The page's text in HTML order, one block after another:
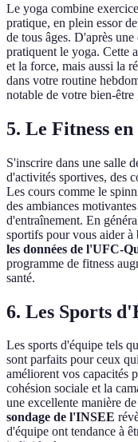
Le yoga combine
pratique, en plein essor
de tous âges. D'après
pratiquent le yoga. Cette
et la force, mais aussi la
dans votre routine
notable de votre bien-être
5. Le Fitness en
S'inscrire dans une salle
d'activités sportives, des
Les cours comme le
des ambiances
d'entraînement. En
sportifs pour vous aider à
les données de l'UFC-
programme de fitness
santé.
6. Les Sports
Les sports d'équipe tels
sont parfaits pour ceux
améliorent vos capacités
cohésion sociale et la
une excellente manière
sondage de l'INSEE
d'équipe ont tendance à